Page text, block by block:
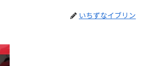
いちずなイブリン